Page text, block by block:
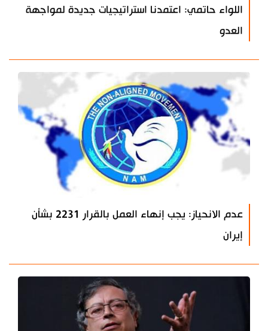
اللواء حاتمي: اعتمدنا استراتيجيات جديدة لمواجهة
العدو
عدم الانحياز: يجب إنهاء العمل بالقرار 2231 بشأن
إيران